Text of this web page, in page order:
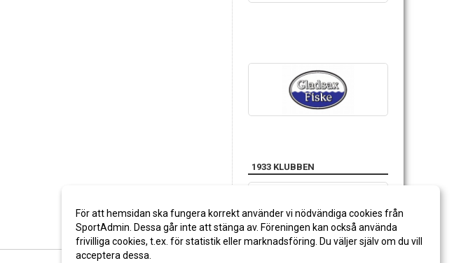
1933 KLUBBEN
För att hemsidan ska fungera korrekt använder vi nödvändiga cookies från
SportAdmin. Dessa går inte att stänga av. Föreningen kan också använda
frivilliga cookies, t.ex. för statistik eller marknadsföring. Du väljer själv om du vill
acceptera dessa.